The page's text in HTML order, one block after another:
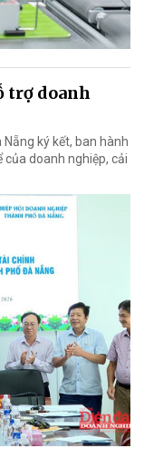
trợ doanh
ký kết, ban hành
doanh nghiệp, cải